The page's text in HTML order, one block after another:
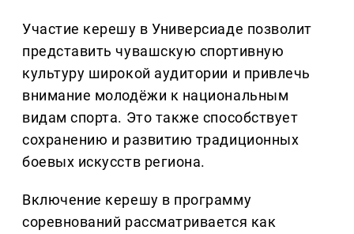
Участие керешу в Универсиаде позволит
представить чувашскую спортивную
культуру широкой аудитории и привлечь
внимание молодёжи к национальным
видам спорта. Это также способствует
сохранению и развитию традиционных
боевых искусств региона.
Включение керешу в программу
соревнований рассматривается как